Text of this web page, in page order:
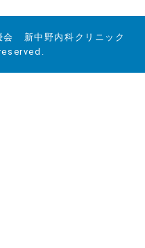
新中野内科クリニック